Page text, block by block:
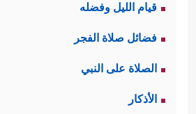
قيام الليل وفضله
فضائل صلاة الفجر
الصلاة على النبي
الأذكار